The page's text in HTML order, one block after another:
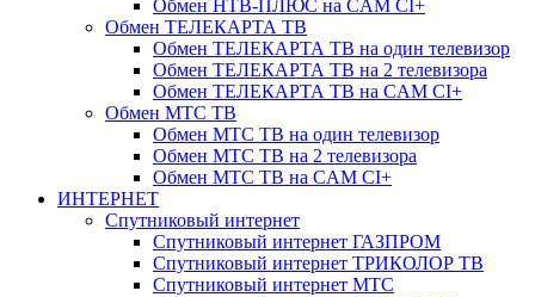
Обмен НТВ-ПЛЮС на CAM CI+
Обмен ТЕЛЕКАРТА ТВ
Обмен ТЕЛЕКАРТА ТВ на один телевизор
Обмен ТЕЛЕКАРТА ТВ на 2 телевизора
Обмен ТЕЛЕКАРТА ТВ на CAM CI+
Обмен МТС ТВ
Обмен МТС ТВ на один телевизор
Обмен МТС ТВ на 2 телевизора
Обмен МТС ТВ на CAM CI+
ИНТЕРНЕТ
Спутниковый интернет
Спутниковый интернет ГАЗПРОМ
Спутниковый интернет ТРИКОЛОР ТВ
Спутниковый интернет МТС